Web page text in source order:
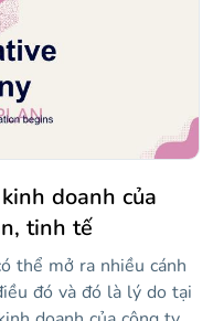
doanh của
tinh tế
thể mở ra nhiều cánh
đó và đó là lý do tại